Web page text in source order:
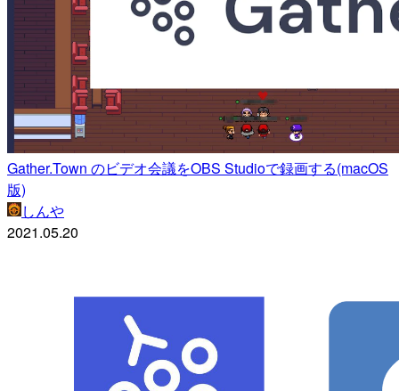
Gather.Town のビデオ会議をOBS Studioで録画する(macOS
版)
しんや
2021.05.20